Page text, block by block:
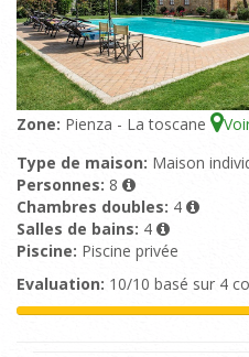
Zone: Pienza - La toscane
Type de maison: Maison
Personnes: 8
Chambres doubles: 4
Salles de bains: 4
Piscine: Piscine privée
Evaluation: 10/10 basé sur 4